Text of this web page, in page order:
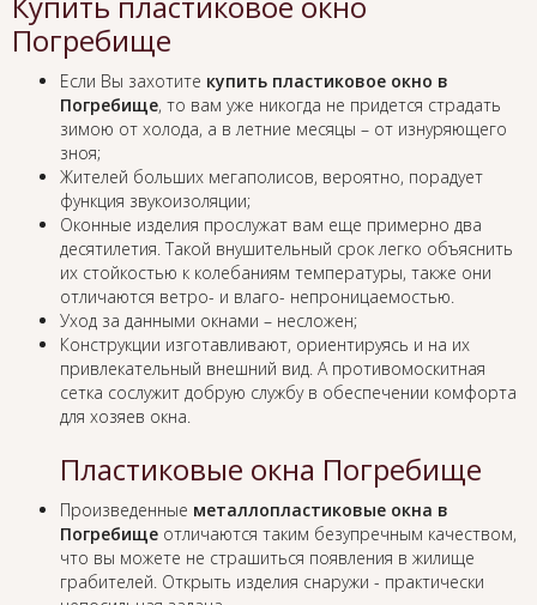
Погребище
Если Вы захотите купить пластиковое окно в
Погребище, то вам уже никогда не придется страдать
зимою от холода, а в летние месяцы – от изнуряющего
зноя;
Жителей больших мегаполисов, вероятно, порадует
функция звукоизоляции;
Оконные изделия прослужат вам еще примерно два
десятилетия. Такой внушительный срок легко объяснить
их стойкостью к колебаниям температуры, также они
отличаются ветро- и влаго- непроницаемостью.
Уход за данными окнами – несложен;
Конструкции изготавливают, ориентируясь и на их
привлекательный внешний вид. А противомоскитная
сетка сослужит добрую службу в обеспечении комфорта
для хозяев окна.
Пластиковые окна Погребище
Произведенные металлопластиковые окна в
Погребище отличаются таким безупречным качеством,
что вы можете не страшиться появления в жилище
грабителей. Открыть изделия снаружи - практически